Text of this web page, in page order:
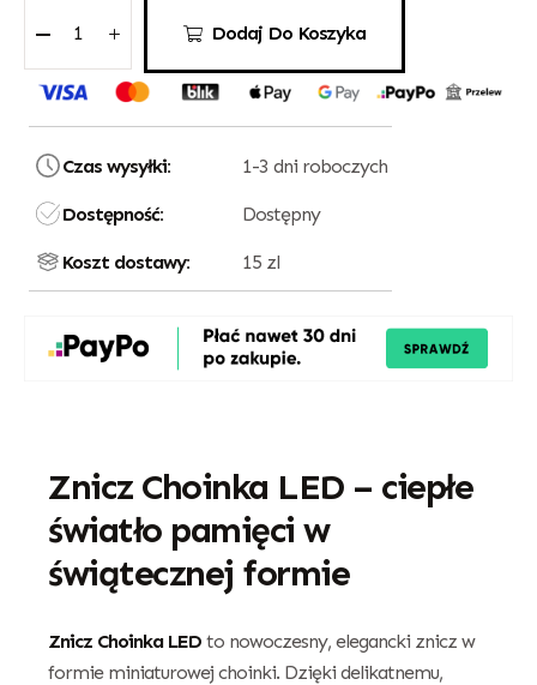
Dodaj Do Koszyka
Czas wysyłki: 1-3 dni roboczych
Dostępność: Dostępny
Koszt dostawy: 15 zl
Znicz Choinka LED – ciepłe
światło pamięci w
świątecznej formie
Znicz Choinka LED to nowoczesny, elegancki znicz w
formie miniaturowej choinki. Dzięki delikatnemu,